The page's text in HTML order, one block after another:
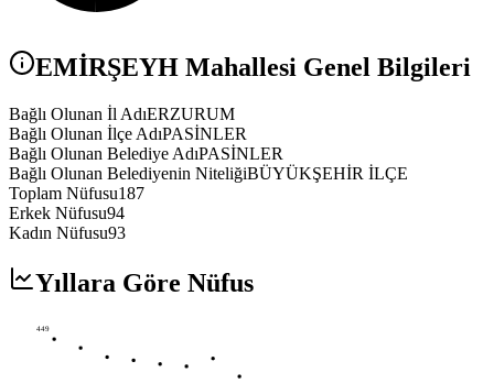
EMİRŞEYH Mahallesi Genel Bilgileri
Bağlı Olunan İl AdıERZURUM
Bağlı Olunan İlçe AdıPASİNLER
Bağlı Olunan Belediye AdıPASİNLER
Bağlı Olunan Belediyenin NiteliğiBÜYÜKŞEHİR İLÇE
Toplam Nüfusu187
Erkek Nüfusu94
Kadın Nüfusu93
Yıllara Göre Nüfus
449